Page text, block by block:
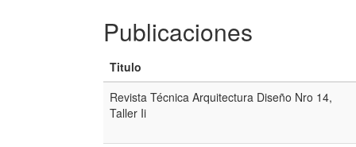
Publicaciones
Titulo
Revista Técnica Arquitectura Diseño Nro 14,
Taller Ii